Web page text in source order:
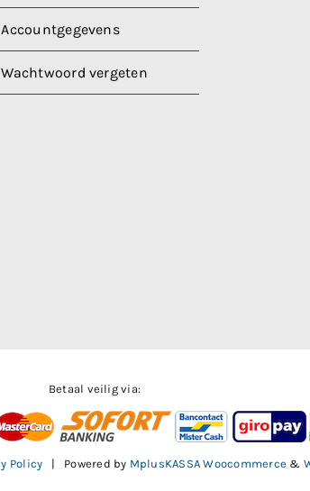
Accountgegevens
Wachtwoord vergeten
Betaal veilig via:
Policy | Powered by MplusKASSA Woocommerce &